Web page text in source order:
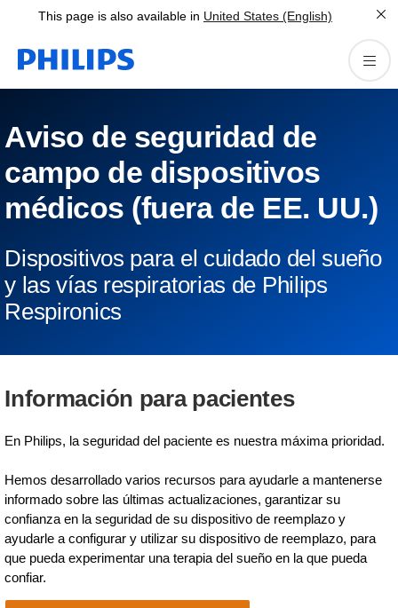
This page is also available in United States (English)
Aviso de seguridad de
campo de dispositivos
médicos (fuera de EE. UU.)
Dispositivos para el cuidado del sueño
y las vías respiratorias de Philips
Respironics
Información para pacientes
En Philips, la seguridad del paciente es nuestra máxima prioridad.
Hemos desarrollado varios recursos para ayudarle a mantenerse
informado sobre las últimas actualizaciones, garantizar su
confianza en la seguridad de su dispositivo de reemplazo y
ayudarle a configurar y utilizar su dispositivo de reemplazo, para
que pueda experimentar una terapia del sueño en la que pueda
confiar.